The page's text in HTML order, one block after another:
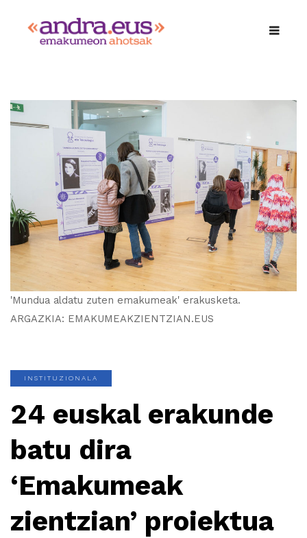
'Mundua aldatu zuten emakumeak' erakusketa.
ARGAZKIA: EMAKUMEAKZIENTZIAN.EUS
INSTITUZIONALA
24 euskal erakunde
batu dira
‘Emakumeak
zientzian’ proiektua